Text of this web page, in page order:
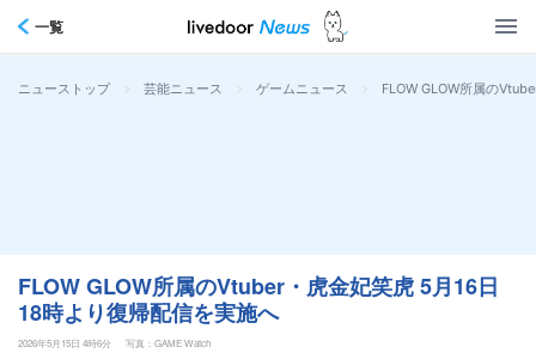
一覧
ニューストップ > 芸能ニュース > ゲームニュース > FLOW GLOW所属の
FLOW GLOW所属のVtuber・虎金妃笑虎 5月16日
18時より復帰配信を実施へ
2026年5月15日 4時6分 写真：GAME Watch